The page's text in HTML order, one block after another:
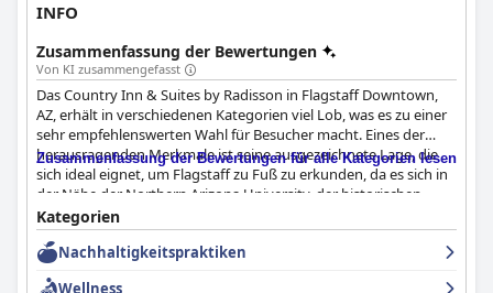
INFO
Zusammenfassung der Bewertungen
Von KI zusammengefasst
Das Country Inn & Suites by Radisson in Flagstaff Downtown,
AZ, erhält in verschiedenen Kategorien viel Lob, was es zu einer
sehr empfehlenswerten Wahl für Besucher macht. Eines der
herausragenden Merkmale ist seine ausgezeichnete Lage, die
sich ideal eignet, um Flagstaff zu Fuß zu erkunden, da es sich in
der Nähe der Northern Arizona University, der historischen
Innenstadt und zahlreicher Restaurants und
Unterhaltungsmöglichkeiten befindet. Darüber hinaus erhöht
die einfache Erreichbarkeit von den Hauptverkehrsstraßen und
dem Flughafen seine Attraktivität für Reisende.
Zusammenfassung der Bewertungen für alle Kategorien lesen
Kategorien
Nachhaltigkeitspraktiken
Wellness